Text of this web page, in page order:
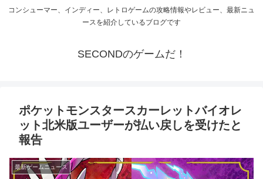
コンシューマー、インディー、レトロゲームの攻略情報やレビュー、最新ニュ
ースを紹介しているブログです
SECONDのゲームだ！
ポケットモンスタースカーレットバイオレ
ット北米版ユーザーが払い戻しを受けたと
報告
最新ゲームニュース